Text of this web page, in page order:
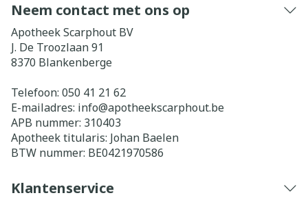
Neem contact met ons op
Apotheek Scarphout BV
J. De Troozlaan 91
8370 Blankenberge
Telefoon: 050 41 21 62
E-mailadres: info@apotheekscarphout.be
APB nummer: 310403
Apotheek titularis: Johan Baelen
BTW nummer: BE0421970586
Klantenservice